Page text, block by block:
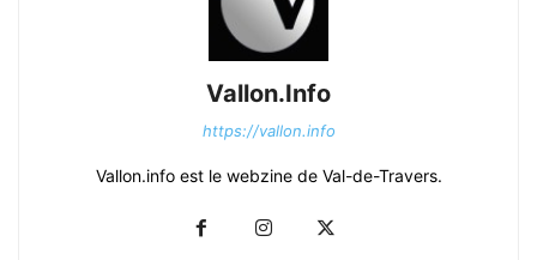
Vallon.Info
https://vallon.info
Vallon.info est le webzine de Val-de-Travers.